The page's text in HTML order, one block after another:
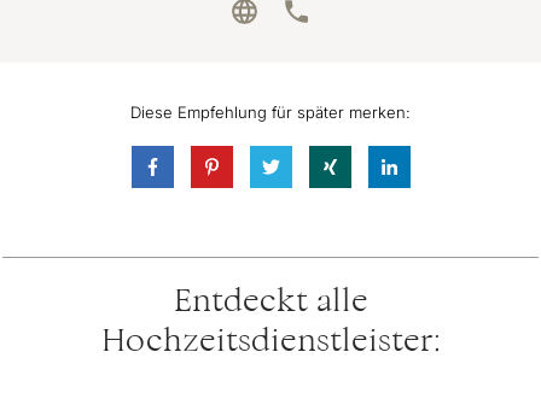
Diese Empfehlung für später merken:
Entdeckt alle
Hochzeitsdienstleister: